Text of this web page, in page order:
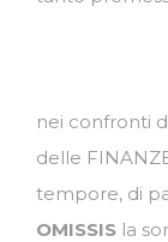
nei confronti
delle
tempore, di
OMISSIS la